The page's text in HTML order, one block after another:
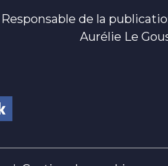
Responsable de la
Aurélie Le